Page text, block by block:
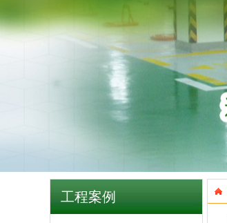
工程案例